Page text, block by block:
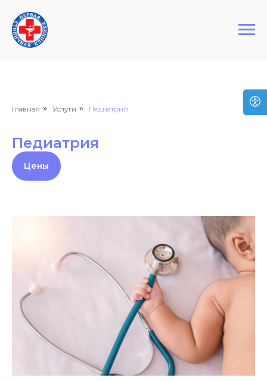
Первая Столичная Клиника
Главная » Услуги » Педиатрия
Педиатрия
Цены